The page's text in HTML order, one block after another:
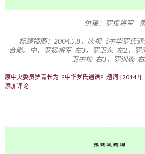
供稿：罗援将军
标题插图：2004.5.8，庆祝《中华罗氏
合影。中，罗援将军 左3，罗卫东 左2，罗
卫中校 右3，罗训森
原中央委员罗青长为《中华罗氏通谱》题词 2014 年
添加评论